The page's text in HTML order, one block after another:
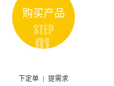
购买产品
下定单 | 提需求